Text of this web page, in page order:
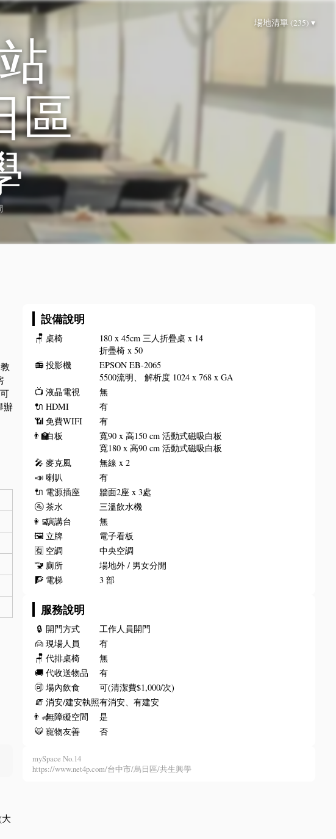
場地清單 (235) ▾
區
辦
設備說明
🪑 桌椅
180 x 45cm 三人折疊桌 x 14
折疊椅 x 50
📻 投影機
EPSON EB-2065
5500流明、 解析度 1024 x 768 x GA
📺 液晶電視
無
🔌 HDMI
有
📶 免費WIFI
有
👨‍🏫白板
寬90 x 高150 cm 活動式磁吸白板
寬180 x 高90 cm 活動式磁吸白板
🎤 麥克風
無線 x 2
📣 喇叭
有
🔌 電源插座
牆面2座 x 3處
🚰 茶水
三溫飲水機
👩‍💻演講台
無
🖼️ 立牌
電子看板
🈶 空調
中央空調
🚾 廁所
場地外 / 男女分開
🧗 電梯 3 部
服務說明
🔒 開門方式
工作人員開門
🙍 現場人員
有
🪑 代排桌椅
無
🚚 代收送物品
有
🉑 場內飲食
可(清潔費$1,000/次)
🧯 消安/建安執照有消安、有建安
👨‍🦽無障礙空間
是
🐯 寵物友善 否
mySpace No.14
https://www.net4p.com/台中市/烏日區/共生興學